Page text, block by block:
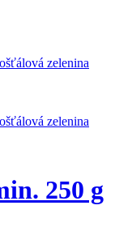
zelenina
zelenina
250 g